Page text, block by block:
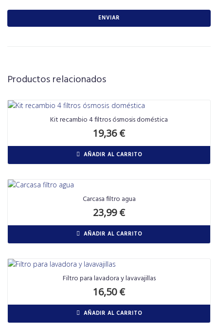
Productos relacionados
Kit recambio 4 filtros ósmosis doméstica
19,36€
AÑADIR AL CARRITO
Carcasa filtro agua
23,99€
AÑADIR AL CARRITO
Filtro para lavadora y lavavajillas
16,50€
AÑADIR AL CARRITO